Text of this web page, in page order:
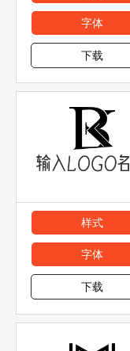
字体
下载
样式
字体
下载